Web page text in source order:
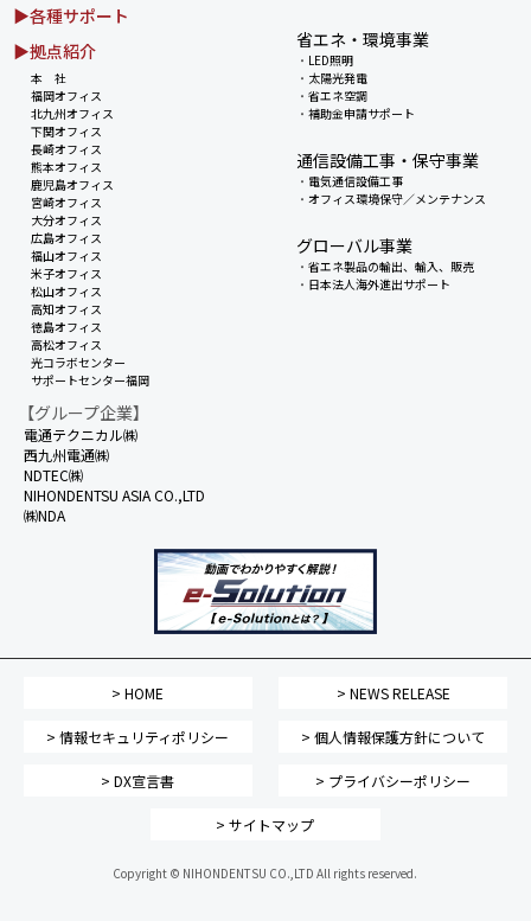
▶各種サポート
省エネ・環境事業
・ LED照明
・ 太陽光発電
・省エネ空調
・補助金申請サポート
通信設備工事・保守事業
・ 電気通信設備工事
・オフィス環境保守／メンテナンス
グローバル事業
・省エネ製品の輸出、輸入、販売
・ 日本法人海外進出サポート
▶拠点紹介
本 社
福岡オフィス
北九州オフィス
下関オフィス
長崎オフィス
熊本オフィス
鹿児島オフィス
宮崎オフィス
大分オフィス
広島オフィス
福山オフィス
米子オフィス
松山オフィス
高知オフィス
徳島オフィス
高松オフィス
光コラボセンター
サポートセンター福岡
【グループ企業】
電通テクニカル㈱
西九州電通㈱
NDTEC㈱
NIHONDENTSU ASIA CO.,LTD
㈱NDA
> HOME > NEWS RELEASE
> 情報セキュリティポリシー > 個人情報保護方針について
> DX宣言書 > プライバシーポリシー
> サイトマップ
Copyright © NIHONDENTSU CO.,LTD All rights reserved.